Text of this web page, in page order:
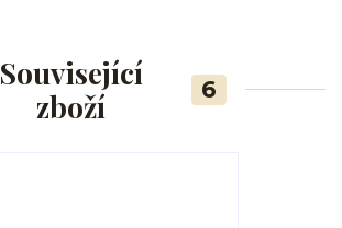
Související
zboží
6